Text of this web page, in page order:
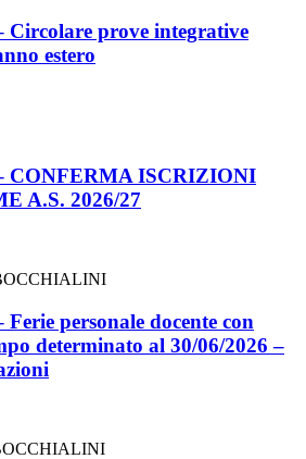
Circolare prove integrative
estero
CONFERMA ISCRIZIONI
A.S. 2026/27
personale docente con
determinato al 30/06/2026 –